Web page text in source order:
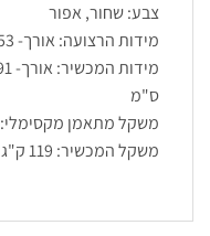
צבע: שחור, אפור
מידות הרצועה: אורך- 153 ס"מ, רוחב- 52 ס"מ
ס"מ
משקל מתאמן מקסימלי: 150 ק"ג
משקל המכשיר: 119 ק"ג